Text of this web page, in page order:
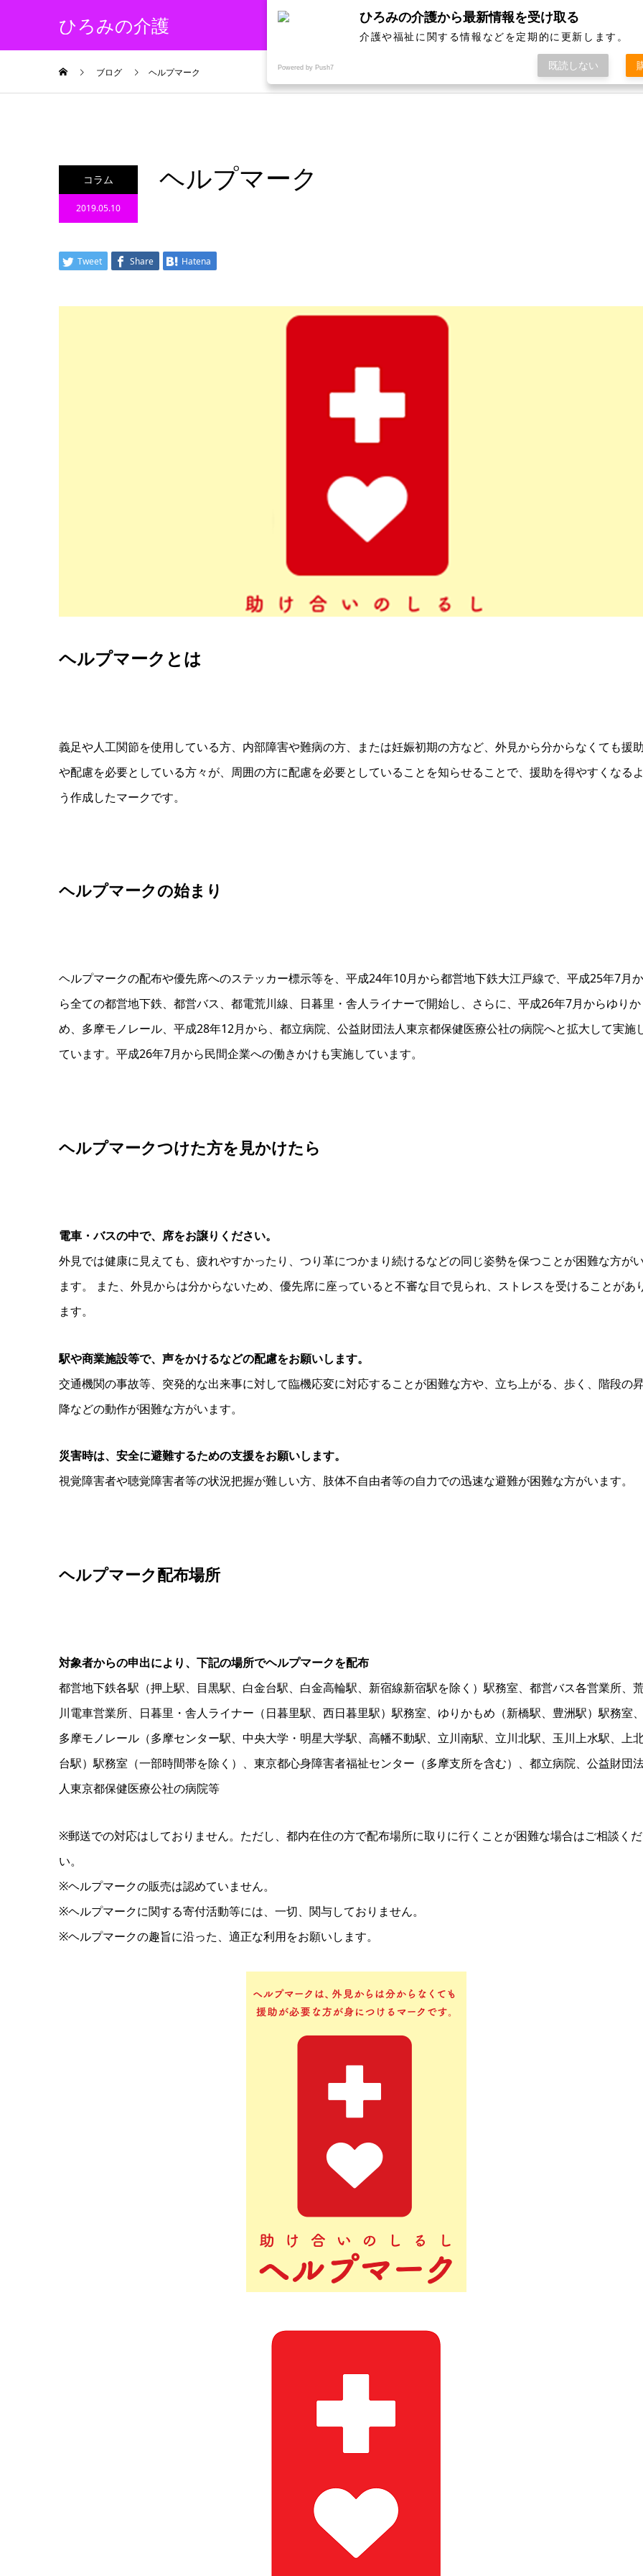
ひろみの介護 はじめての介護 介護福祉施設一覧
ブログ ヘルプマーク
コラム
2019.05.10
ヘルプマーク
Tweet Share Hatena
ヘルプマークとは
義足や人工関節を使用している方、内部障害や難病の方、または妊娠初期の方など、外見から分からなくても援
や配慮を必要としている方々が、周囲の方に配慮を必要としていることを知らせることで、援助を得やすくなる
う作成したマークです。
ヘルプマークの始まり
ヘルプマークの配布や優先席へのステッカー標示等を、平成24年10月から都営地下鉄大江戸線で、平成25年7月か
ら全ての都営地下鉄、都営バス、都電荒川線、日暮里・舎人ライナーで開始し、さらに、平成26年7月からゆり
め、多摩モノレール、平成28年12月から、都立病院、公益財団法人東京都保健医療公社の病院へと拡大して実施
ています。平成26年7月から民間企業への働きかけも実施しています。
ヘルプマークつけた方を見かけたら
電車・バスの中で、席をお譲りください。
外見では健康に見えても、疲れやすかったり、つり革につかまり続けるなどの同じ姿勢を保つことが困難な方が
ます。 また、外見からは分からないため、優先席に座っていると不審な目で見られ、ストレスを受けることがあ
ます。
駅や商業施設等で、声をかけるなどの配慮をお願いします。
交通機関の事故等、突発的な出来事に対して臨機応変に対応することが困難な方や、立ち上がる、歩く、階段の
降などの動作が困難な方がいます。
災害時は、安全に避難するための支援をお願いします。
視覚障害者や聴覚障害者等の状況把握が難しい方、肢体不自由者等の自力での迅速な避難が困難な方がいます。
ヘルプマーク配布場所
対象者からの申出により、下記の場所でヘルプマークを配布
都営地下鉄各駅（押上駅、目黒駅、白金台駅、白金高輪駅、新宿線新宿駅を除く）駅務室、都営バス各営業所、
川電車営業所、日暮里・舎人ライナー（日暮里駅、西日暮里駅）駅務室、ゆりかもめ（新橋駅、豊洲駅）駅務室
多摩モノレール（多摩センター駅、中央大学・明星大学駅、高幡不動駅、立川南駅、立川北駅、玉川上水駅、上
台駅）駅務室（一部時間帯を除く）、東京都心身障害者福祉センター（多摩支所を含む）、都立病院、公益財団
人東京都保健医療公社の病院等
※郵送での対応はしておりません。ただし、都内在住の方で配布場所に取りに行くことが困難な場合はご相談く
い。
※ヘルプマークの販売は認めていません。
※ヘルプマークに関する寄付活動等には、一切、関与しておりません。
※ヘルプマークの趣旨に沿った、適正な利用をお願いします。
ひろみの介護から最新情報を受け取る
介護や福祉に関する情報などを定期的に更新します。
Powered by Push7 既読しない